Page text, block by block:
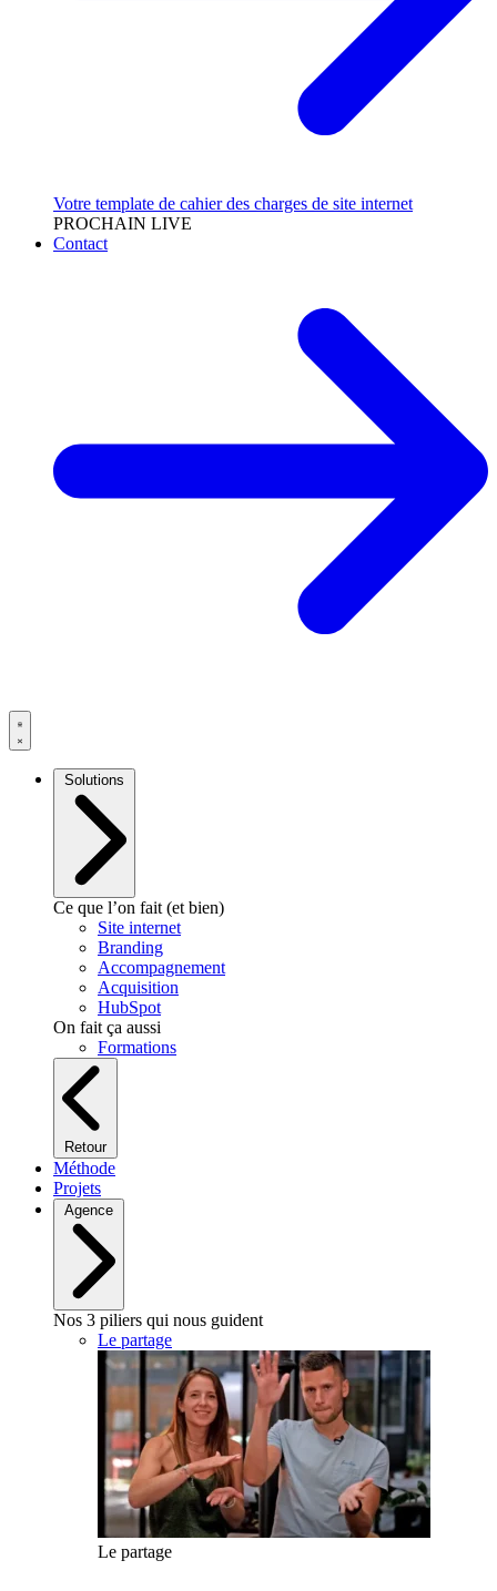
Votre template de cahier des charges de site internet
PROCHAIN LIVE
Contact
Solutions
Ce que l’on fait (et bien)
Site internet
Branding
Accompagnement
Acquisition
HubSpot
On fait ça aussi
Formations
Retour
Méthode
Projets
Agence
Nos 3 piliers qui nous guident
Le partage
Le partage